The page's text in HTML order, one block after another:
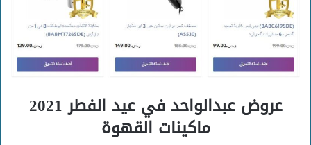
عروض عبدالواحد في عيد الفطر 2021
ماكينات القهوة